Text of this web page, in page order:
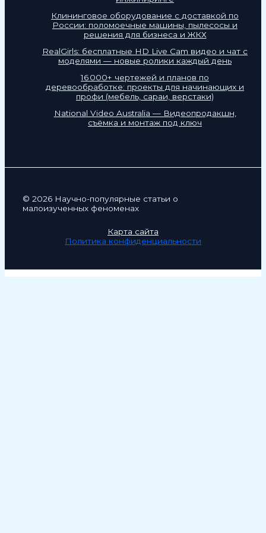
Клининговое оборудование с доставкой по
России: поломоечные машины, пылесосы и
решения для бизнеса и ЖКХ
RealGirls: бесплатные HD Live Cam видео и чат с
моделями — новые ролики каждый день
16 000+ чертежей и планов по
деревообработке: проекты для начинающих и
профи (мебель, сараи, верстаки)
National Video Australia — Видеопродакшн,
съёмка и монтаж под ключ
© 2026 Научно-популярные статьи о
малоизученных феноменах
Карта сайта
Политика конфиденциальности